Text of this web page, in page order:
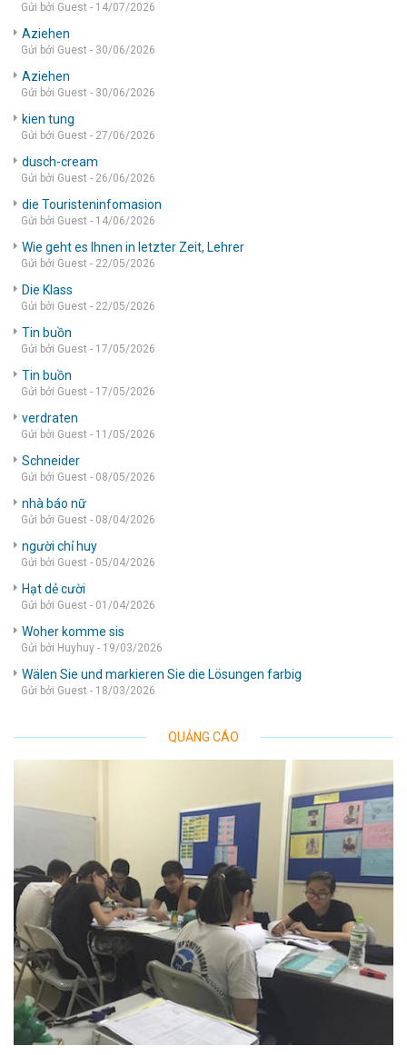
Gửi bởi Guest - 14/07/2026
Aziehen
Gửi bởi Guest - 30/06/2026
Aziehen
Gửi bởi Guest - 30/06/2026
kien tung
Gửi bởi Guest - 27/06/2026
dusch-cream
Gửi bởi Guest - 26/06/2026
die Touristeninfomasion
Gửi bởi Guest - 14/06/2026
Wie geht es Ihnen in letzter Zeit, Lehrer
Gửi bởi Guest - 22/05/2026
Die Klass
Gửi bởi Guest - 22/05/2026
Tin buồn
Gửi bởi Guest - 17/05/2026
Tin buồn
Gửi bởi Guest - 17/05/2026
verdraten
Gửi bởi Guest - 11/05/2026
Schneider
Gửi bởi Guest - 08/05/2026
nhà báo nữ
Gửi bởi Guest - 08/04/2026
người chỉ huy
Gửi bởi Guest - 05/04/2026
Hạt dẻ cười
Gửi bởi Guest - 01/04/2026
Woher komme sis
Gửi bởi Huyhuy - 19/03/2026
Wälen Sie und markieren Sie die Lösungen farbig
Gửi bởi Guest - 18/03/2026
QUẢNG CÁO